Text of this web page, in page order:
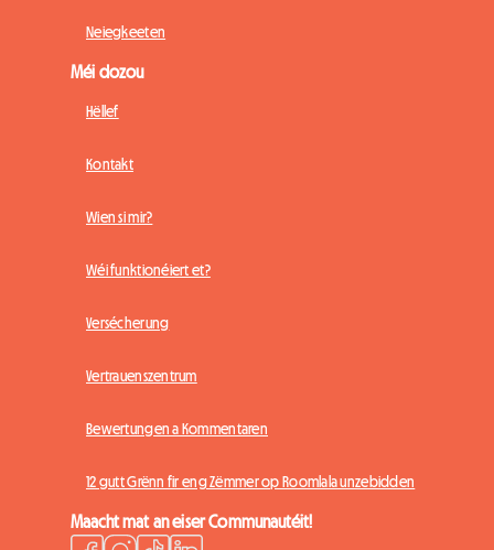
Neiegkeeten
Méi dozou
Hëllef
Kontakt
Wien si mir?
Wéi funktionéiert et?
Versécherung
Vertrauenszentrum
Bewertungen a Kommentaren
12 gutt Grënn fir eng Zëmmer op Roomlala unzebidden
Maacht mat an eiser Communautéit!